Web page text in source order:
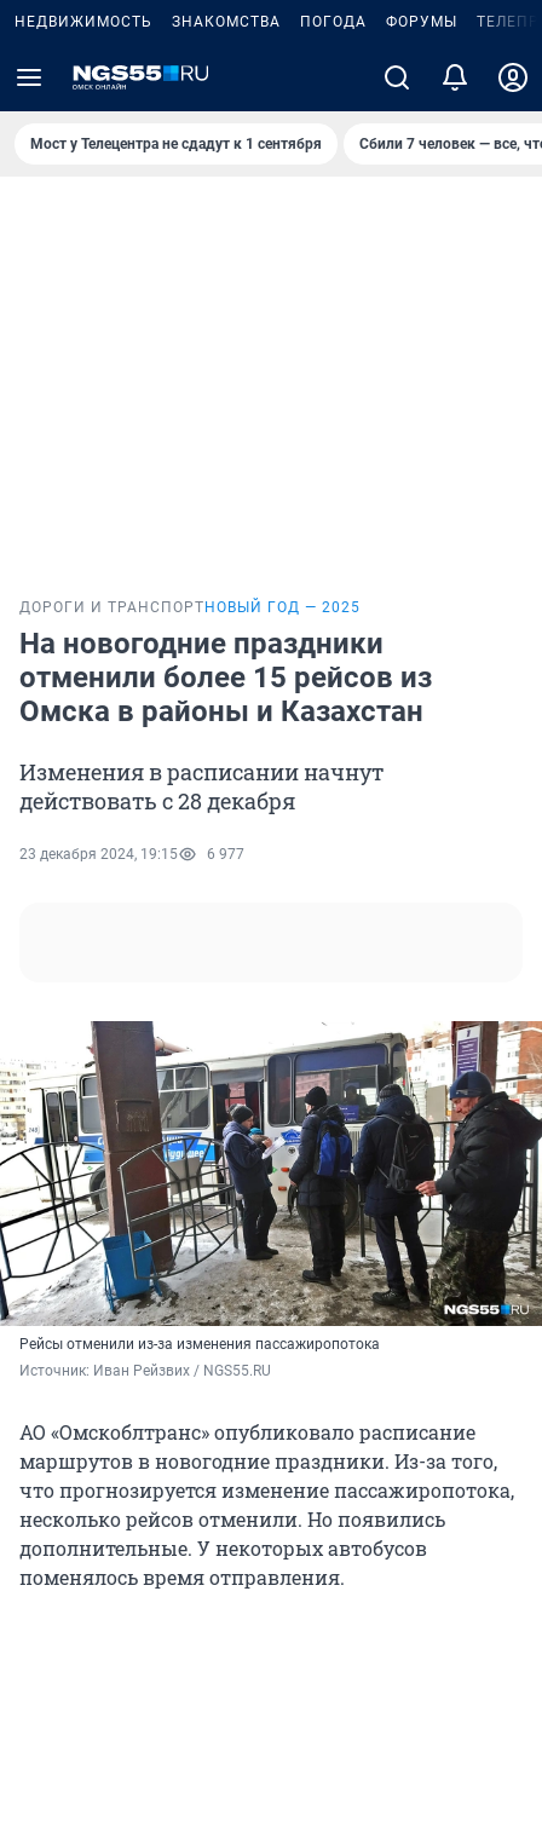
НЕДВИЖИМОСТЬ ЗНАКОМСТВА ПОГОДА ФОРУМЫ
Мост у Телецентра не сдадут к 1 сентября Сбили 7 человек — все,
ДОРОГИ И ТРАНСПОРТ НОВЫЙ ГОД — 2025
На новогодние праздники
отменили более 15 рейсов из
Омска в районы и Казахстан
Изменения в расписании начнут
действовать с 28 декабря
23 декабря 2024, 19:15 6 977
Рейсы отменили из-за изменения пассажиропотока
Источник: Иван Рейзвих / NGS55.RU
АО «Омскоблтранс» опубликовало расписание
маршрутов в новогодние праздники. Из-за того,
что прогнозируется изменение пассажиропотока,
несколько рейсов отменили. Но появились
дополнительные. У некоторых автобусов
поменялось время отправления.